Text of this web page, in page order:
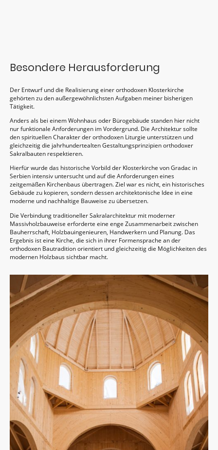
Besondere Herausforderung
Der Entwurf und die Realisierung einer orthodoxen Klosterkirche
gehörten zu den außergewöhnlichsten Aufgaben meiner bisherigen
Tätigkeit.
Anders als bei einem Wohnhaus oder Bürogebäude standen hier nicht
nur funktionale Anforderungen im Vordergrund. Die Architektur sollte
den spirituellen Charakter der orthodoxen Liturgie unterstützen und
gleichzeitig die jahrhundertealten Gestaltungsprinzipien orthodoxer
Sakralbauten respektieren.
Hierfür wurde das historische Vorbild der Klosterkirche von Gradac in
Serbien intensiv untersucht und auf die Anforderungen eines
zeitgemäßen Kirchenbaus übertragen. Ziel war es nicht, ein historisches
Gebäude zu kopieren, sondern dessen architektonische Idee in eine
moderne und nachhaltige Bauweise zu übersetzen.
Die Verbindung traditioneller Sakralarchitektur mit moderner
Massivholzbauweise erforderte eine enge Zusammenarbeit zwischen
Bauherrschaft, Holzbauingenieuren, Handwerkern und Planung. Das
Ergebnis ist eine Kirche, die sich in ihrer Formensprache an der
orthodoxen Bautradition orientiert und gleichzeitig die Möglichkeiten des
modernen Holzbaus sichtbar macht.